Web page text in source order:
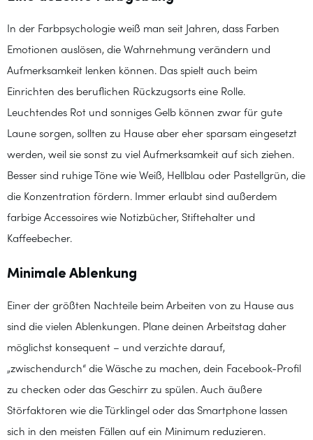
In der Farbpsychologie weiß man seit Jahren, dass Farben
Emotionen auslösen, die Wahrnehmung verändern und
Aufmerksamkeit lenken können. Das spielt auch beim
Einrichten des beruflichen Rückzugsorts eine Rolle.
Leuchtendes Rot und sonniges Gelb können zwar für gute
Laune sorgen, sollten zu Hause aber eher sparsam eingesetzt
werden, weil sie sonst zu viel Aufmerksamkeit auf sich ziehen.
Besser sind ruhige Töne wie Weiß, Hellblau oder Pastellgrün, die
die Konzentration fördern. Immer erlaubt sind außerdem
farbige Accessoires wie Notizbücher, Stiftehalter und
Kaffeebecher.
Minimale Ablenkung
Einer der größten Nachteile beim Arbeiten von zu Hause aus
sind die vielen Ablenkungen. Plane deinen Arbeitstag daher
möglichst konsequent – und verzichte darauf,
„zwischendurch“ die Wäsche zu machen, dein Facebook-Profil
zu checken oder das Geschirr zu spülen. Auch äußere
Störfaktoren wie die Türklingel oder das Smartphone lassen
sich in den meisten Fällen auf ein Minimum reduzieren.